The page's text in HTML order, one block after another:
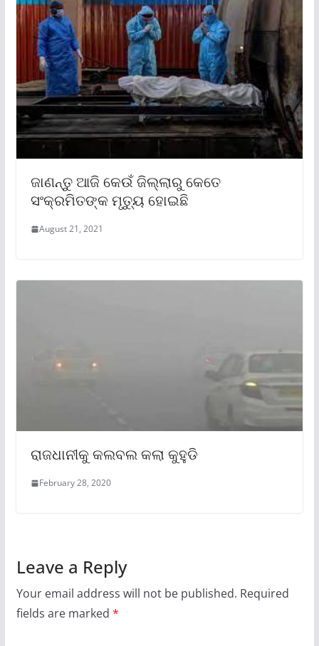
ଜାଣନ୍ତୁ ଆଜି କେଉଁ ଜିଲ୍ଲାରୁ କେତେ
ସଂକ୍ରମିତଙ୍କ ମୃତ୍ୟୁ ହୋଇଛି
August 21, 2021
ରାଜଧାନୀକୁ କଲବଲ କଲା କୁହୁଡି
February 28, 2020
Leave a Reply
Your email address will not be published. Required
fields are marked *